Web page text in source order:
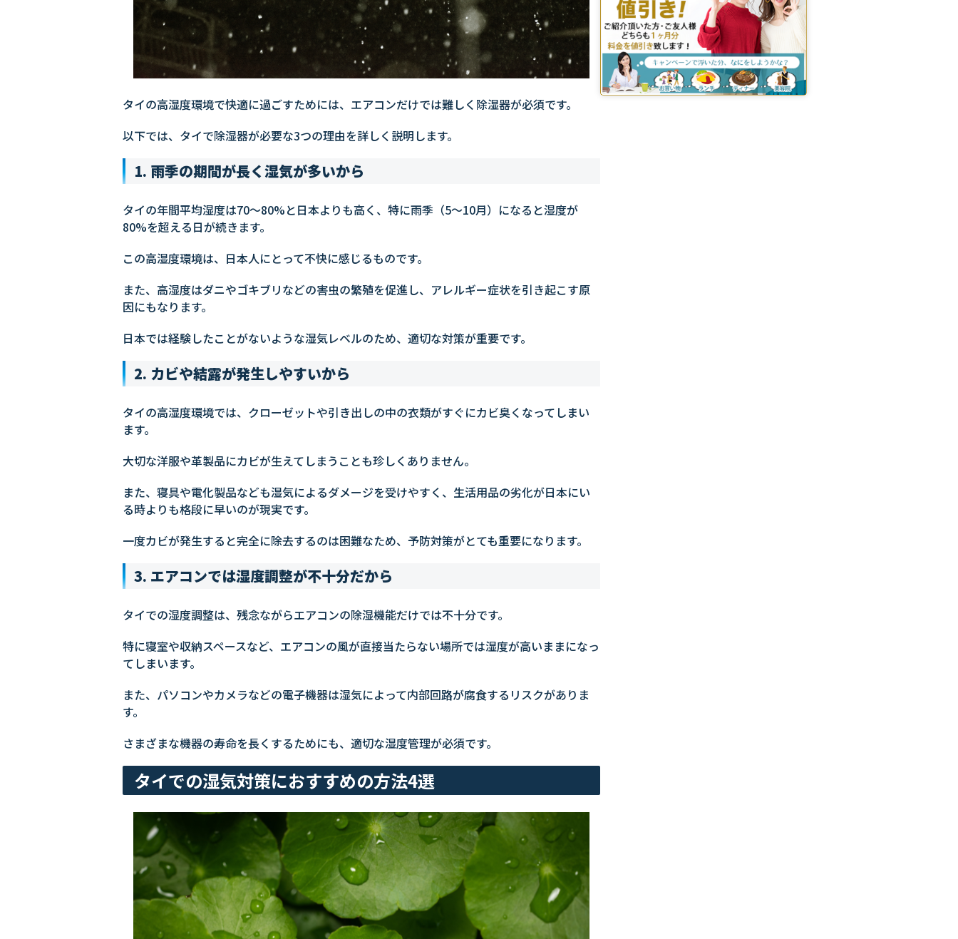
タイの高湿度環境で快適に過ごすためには、エアコンだけでは難しく除湿器が必須です。
以下では、タイで除湿器が必要な3つの理由を詳しく説明します。
1. 雨季の期間が長く湿気が多いから
タイの年間平均湿度は70～80%と日本よりも高く、特に雨季（5～10月）になると湿度が
80%を超える日が続きます。
この高湿度環境は、日本人にとって不快に感じるものです。
また、高湿度はダニやゴキブリなどの害虫の繁殖を促進し、アレルギー症状を引き起こす原
因にもなります。
日本では経験したことがないような湿気レベルのため、適切な対策が重要です。
2. カビや結露が発生しやすいから
タイの高湿度環境では、クローゼットや引き出しの中の衣類がすぐにカビ臭くなってしまい
ます。
大切な洋服や革製品にカビが生えてしまうことも珍しくありません。
また、寝具や電化製品なども湿気によるダメージを受けやすく、生活用品の劣化が日本にい
る時よりも格段に早いのが現実です。
一度カビが発生すると完全に除去するのは困難なため、予防対策がとても重要になります。
3. エアコンでは湿度調整が不十分だから
タイでの湿度調整は、残念ながらエアコンの除湿機能だけでは不十分です。
特に寝室や収納スペースなど、エアコンの風が直接当たらない場所では湿度が高いままになっ
てしまいます。
また、パソコンやカメラなどの電子機器は湿気によって内部回路が腐食するリスクがありま
す。
さまざまな機器の寿命を長くするためにも、適切な湿度管理が必須です。
タイでの湿気対策におすすめの方法4選